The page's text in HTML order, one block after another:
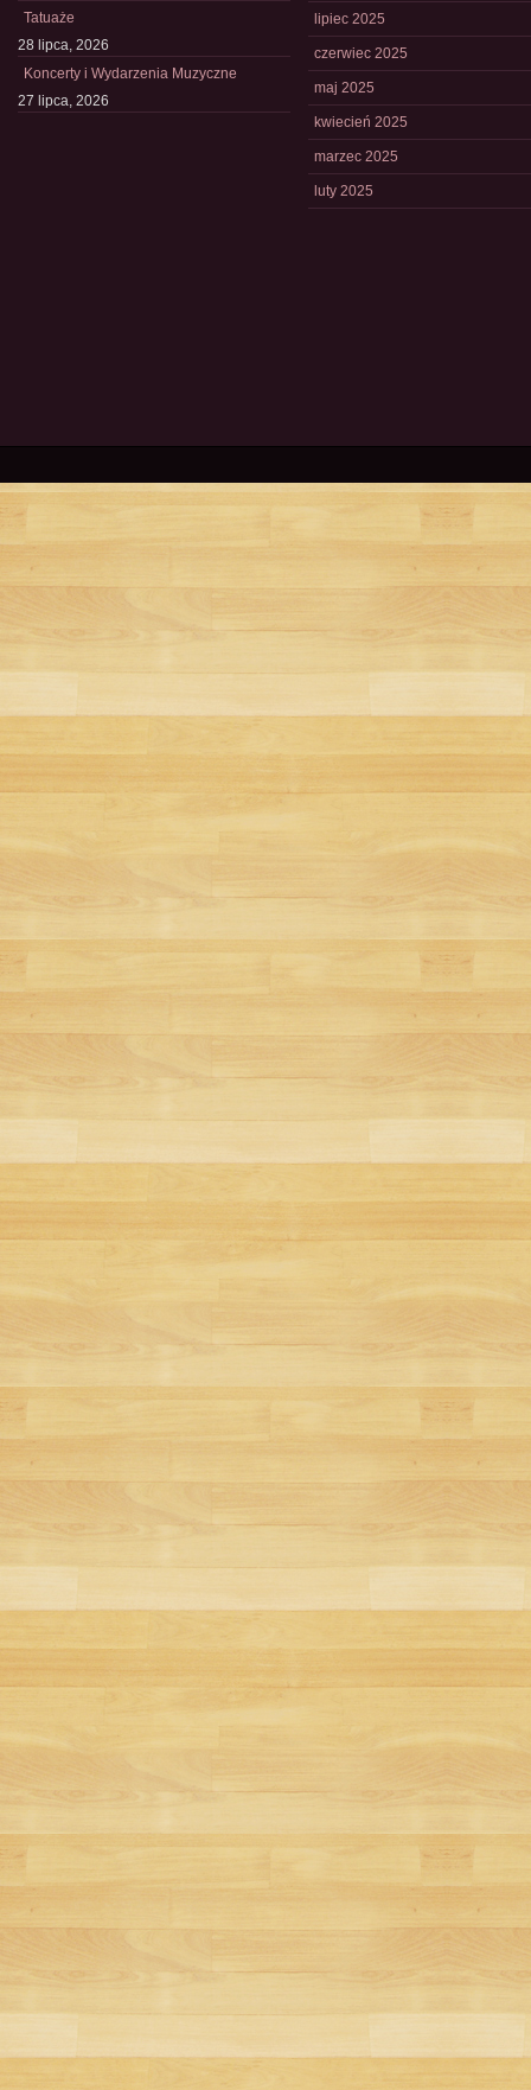
Tatuaże
28 lipca, 2026
Koncerty i Wydarzenia Muzyczne
27 lipca, 2026
lipiec 2025
czerwiec 2025
maj 2025
kwiecień 2025
marzec 2025
luty 2025